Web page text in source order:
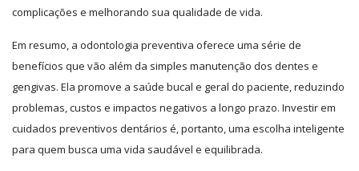
complicações e melhorando sua qualidade de vida.
Em resumo, a odontologia preventiva oferece uma série de
benefícios que vão além da simples manutenção dos dentes e
gengivas. Ela promove a saúde bucal e geral do paciente, reduzindo
problemas, custos e impactos negativos a longo prazo. Investir em
cuidados preventivos dentários é, portanto, uma escolha inteligente
para quem busca uma vida saudável e equilibrada.